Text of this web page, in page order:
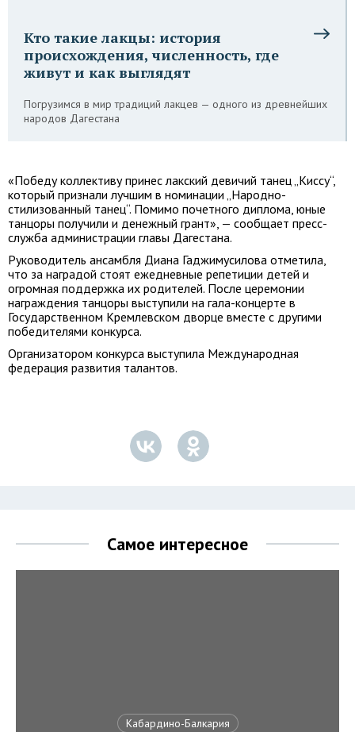
Кто такие лакцы: история
происхождения, численность, где
живут и как выглядят
Погрузимся в мир традиций лакцев — одного из древнейших
народов Дагестана
«Победу коллективу принес лакский девичий танец „Киссу“,
который признали лучшим в номинации „Народно-
стилизованный танец“. Помимо почетного диплома, юные
танцоры получили и денежный грант», — сообщает пресс-
служба администрации главы Дагестана.
Руководитель ансамбля Диана Гаджимусилова отметила,
что за наградой стоят ежедневные репетиции детей и
огромная поддержка их родителей. После церемонии
награждения танцоры выступили на гала-концерте в
Государственном Кремлевском дворце вместе с другими
победителями конкурса.
Организатором конкурса выступила Международная
федерация развития талантов.
Самое интересное
Кабардино-Балкария